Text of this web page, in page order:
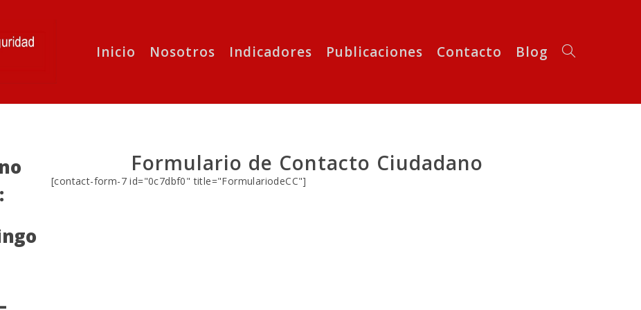
Inicio Nosotros Indicadores Publicaciones Contacto Blog
Formulario de Contacto Ciudadano
[contact-form-7 id="0c7dbf0" title="FormulariodeCC"]